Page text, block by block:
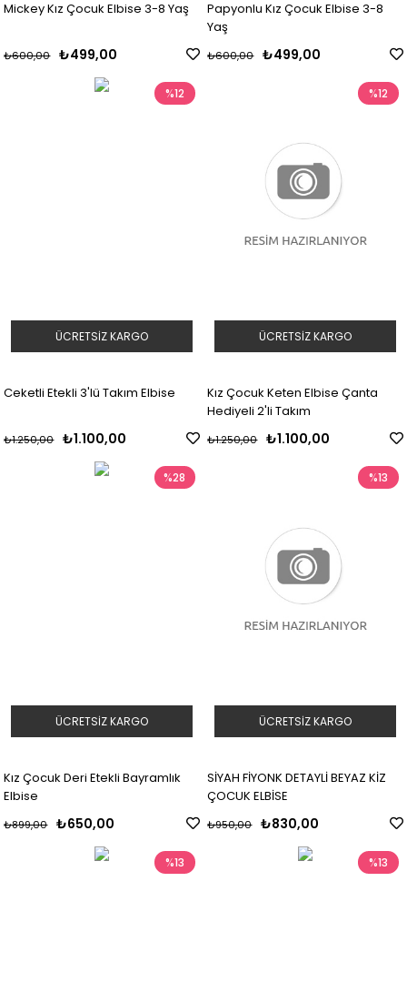
Mickey Kız Çocuk Elbise 3-8 Yaş
₺499,00
₺600,00
Papyonlu Kız Çocuk Elbise 3-8
Yaş
₺499,00
₺600,00
Ceketli Etekli 3'lü Takım Elbise
₺1.100,00
₺1.250,00
%12
ÜCRETSIZ KARGO
Kız Çocuk Keten Elbise Çanta
Hediyeli 2'li Takım
₺1.100,00
₺1.250,00
%12
ÜCRETSIZ KARGO
Kız Çocuk Deri Etekli Bayramlık
Elbise
₺650,00
₺899,00
%28
ÜCRETSIZ KARGO
SİYAH FİYONK DETAYLİ BEYAZ KİZ
ÇOCUK ELBİSE
₺830,00
₺950,00
%13
ÜCRETSIZ KARGO
%13 %13